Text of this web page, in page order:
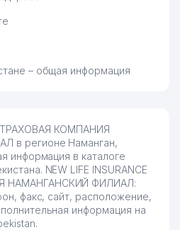
– общая информация
СТРАХОВАЯ КОМПАНИЯ
в регионе Наманган,
информация в каталоге
NEW LIFE INSURANCE
НАМАНГАНСКИЙ ФИЛИАЛ:
факс, сайт, расположение,
информация на